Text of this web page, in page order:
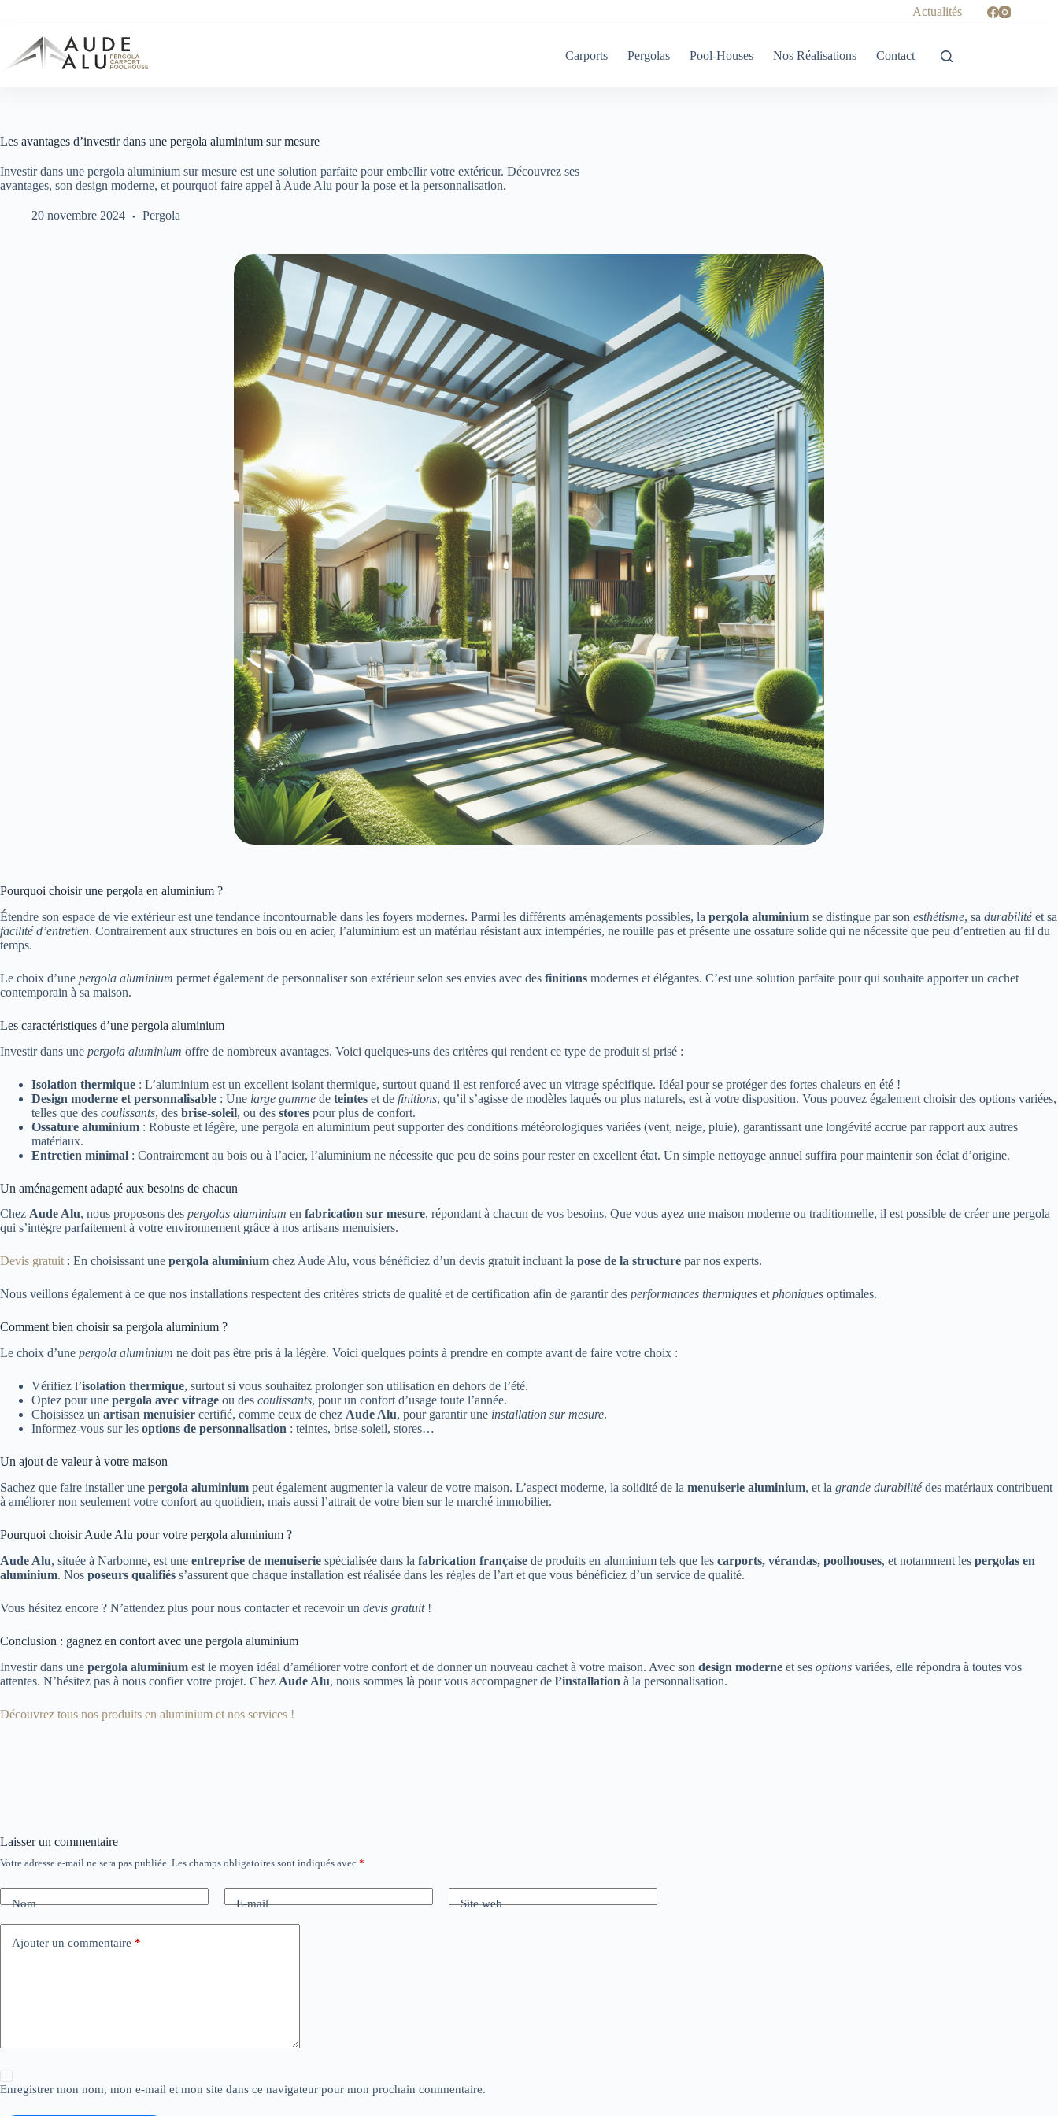
Actualités
Carports Pergolas Pool-Houses Nos Réalisations Contact
Les avantages d’investir dans une pergola aluminium sur mesure
Investir dans une pergola aluminium sur mesure est une solution parfaite pour embellir votre extérieur. Découvrez ses
avantages, son design moderne, et pourquoi faire appel à Aude Alu pour la pose et la personnalisation.
20 novembre 2024 Pergola
Pourquoi choisir une pergola en aluminium ?
Étendre son espace de vie extérieur est une tendance incontournable dans les foyers modernes. Parmi les différents aménagements possibles, la pergola aluminium se distingue par son esthétisme, sa durabilitéet sa
facilité d’entretien. Contrairement aux structures en bois ou en acier, l’aluminium est un matériau résistant aux intempéries, ne rouille pas et présente une ossature solide qui ne nécessite que peu d’entretien au fil du
temps.
Le choix d’une pergola aluminium permet également de personnaliser son extérieur selon ses envies avec des finitions modernes et élégantes. C’est une solution parfaite pour qui souhaite apporter un cachet
contemporain à sa maison.
Les caractéristiques d’une pergola aluminium
Investir dans une pergola aluminium offre de nombreux avantages. Voici quelques-uns des critères qui rendent ce type de produit si prisé :
Isolation thermique : L’aluminium est un excellent isolant thermique, surtout quand il est renforcé avec un vitrage spécifique. Idéal pour se protéger des fortes chaleurs en été !
Design moderne et personnalisable : Une large gamme de teintes et de finitions, qu’il s’agisse de modèles laqués ou plus naturels, est à votre disposition. Vous pouvez également choisir des options variées,
telles que des coulissants, des brise-soleil, ou des stores pour plus de confort.
Ossature aluminium : Robuste et légère, une pergola en aluminium peut supporter des conditions météorologiques variées (vent, neige, pluie), garantissant une longévité accrue par rapport aux autres
matériaux.
Entretien minimal : Contrairement au bois ou à l’acier, l’aluminium ne nécessite que peu de soins pour rester en excellent état. Un simple nettoyage annuel suffira pour maintenir son éclat d’origine.
Un aménagement adapté aux besoins de chacun
Chez Aude Alu, nous proposons des pergolas aluminium en fabrication sur mesure, répondant à chacun de vos besoins. Que vous ayez une maison moderne ou traditionnelle, il est possible de créer une pergola
qui s’intègre parfaitement à votre environnement grâce à nos artisans menuisiers.
Devis gratuit : En choisissant une pergola aluminium chez Aude Alu, vous bénéficiez d’un devis gratuit incluant la pose de la structure par nos experts.
Nous veillons également à ce que nos installations respectent des critères stricts de qualité et de certification afin de garantir des performances thermiques et phoniques optimales.
Comment bien choisir sa pergola aluminium ?
Le choix d’une pergola aluminium ne doit pas être pris à la légère. Voici quelques points à prendre en compte avant de faire votre choix :
Vérifiez l’isolation thermique, surtout si vous souhaitez prolonger son utilisation en dehors de l’été.
Optez pour une pergola avec vitrage ou des coulissants, pour un confort d’usage toute l’année.
Choisissez un artisan menuisier certifié, comme ceux de chez Aude Alu, pour garantir une installation sur mesure.
Informez-vous sur les options de personnalisation : teintes, brise-soleil, stores…
Un ajout de valeur à votre maison
Sachez que faire installer une pergola aluminium peut également augmenter la valeur de votre maison. L’aspect moderne, la solidité de la menuiserie aluminium, et la grande durabilitédes matériaux contribuent
à améliorer non seulement votre confort au quotidien, mais aussi l’attrait de votre bien sur le marché immobilier.
Pourquoi choisir Aude Alu pour votre pergola aluminium ?
Aude Alu, située à Narbonne, est une entreprise de menuiserie spécialisée dans la fabrication française de produits en aluminium tels que les carports, vérandas, poolhouses, et notamment les pergolas en
aluminium. Nos poseurs qualifiés s’assurent que chaque installation est réalisée dans les règles de l’art et que vous bénéficiez d’un service de qualité.
Vous hésitez encore ? N’attendez plus pour nous contacter et recevoir un devis gratuit!
Conclusion : gagnez en confort avec une pergola aluminium
Investir dans une pergola aluminium est le moyen idéal d’améliorer votre confort et de donner un nouveau cachet à votre maison. Avec son design moderne et ses options variées, elle répondra à toutes vos
attentes. N’hésitez pas à nous confier votre projet. Chez Aude Alu, nous sommes là pour vous accompagner de l’installation à la personnalisation.
Découvrez tous nos produits en aluminium et nos services !
Laisser un commentaire
Votre adresse e-mail ne sera pas publiée. Les champs obligatoires sont indiqués avec *
Nom E-mail Site web
Ajouter un commentaire *
Enregistrer mon nom, mon e-mail et mon site dans ce navigateur pour mon prochain commentaire.